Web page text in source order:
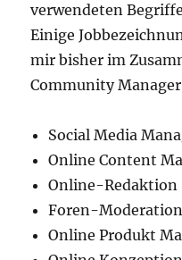
verwendeten
Einige
mir bisher im
Community
Social Media
Online Content
Online-Redaktion
Foren-Moderation
Online Produkt